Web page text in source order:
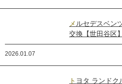
メルセデスベンツ ５００ＳＬ │ オーディオ
交換【世田谷区】
2026.01.07
トヨタ ランドクルーザーのリアエンブレム交